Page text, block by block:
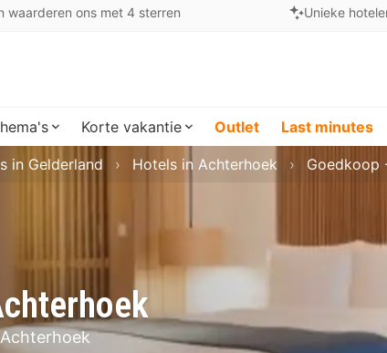
waarderen ons met 4 sterren Unieke
Korte vakantie Outlet Last minutes
in Gelderland Hotels in Achterhoek Goedkoop